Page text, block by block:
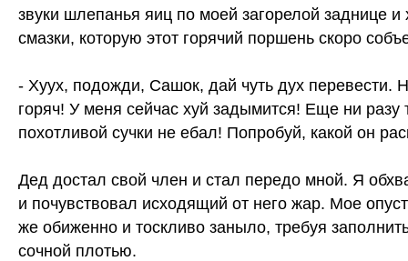
звуки шлепанья яиц по моей загорелой заднице
смазки, которую этот горячий поршень скоро
- Хуух, подожди, Сашок, дай чуть дух перевести.
горяч! У меня сейчас хуй задымится! Еще ни разу
похотливой сучки не ебал! Попробуй, какой он
Дед достал свой член и стал передо мной. Я
и почувствовал исходящий от него жар. Мое
же обиженно и тоскливо заныло, требуя
сочной плотью.